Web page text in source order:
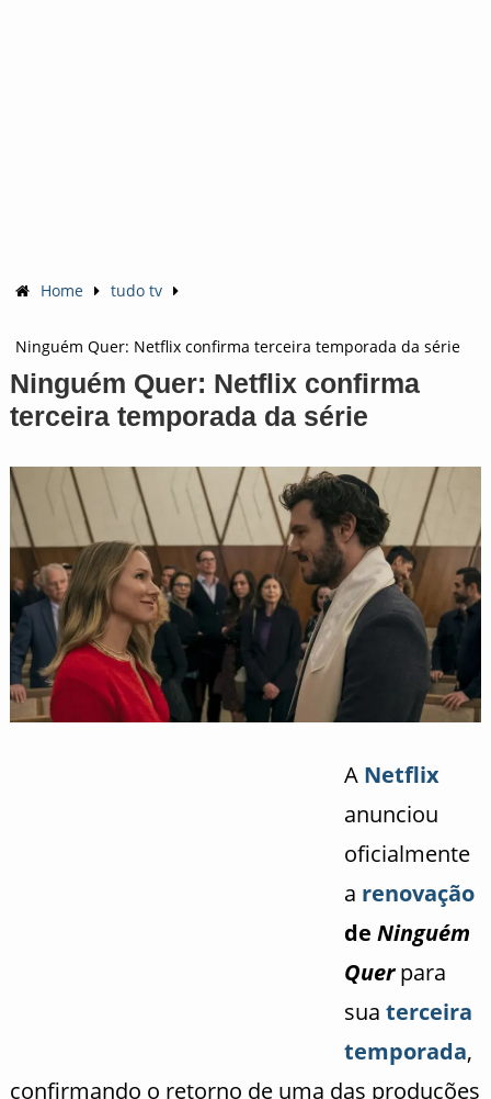
Home tudo tv
Ninguém Quer: Netflix confirma terceira temporada da série
Ninguém Quer: Netflix confirma
terceira temporada da série
A Netflix
anunciou
oficialmente
a renovação
de Ninguém
Querpara
sua terceira
temporada,
confirmando o retorno de uma das produções